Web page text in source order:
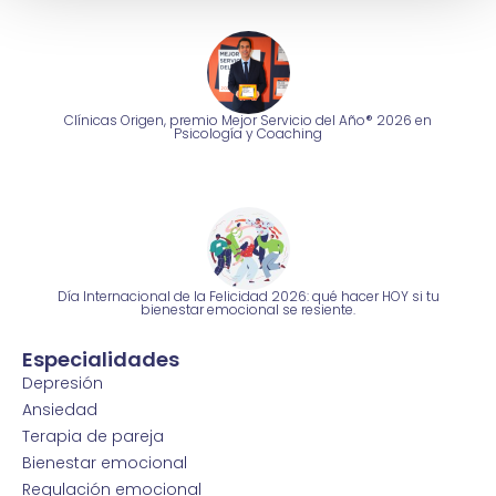
Clínicas Origen, premio Mejor Servicio del Año® 2026 en
Psicología y Coaching
Día Internacional de la Felicidad 2026: qué hacer HOY si tu
bienestar emocional se resiente.
Especialidades
Depresión
Ansiedad
Terapia de pareja
Bienestar emocional
Regulación emocional